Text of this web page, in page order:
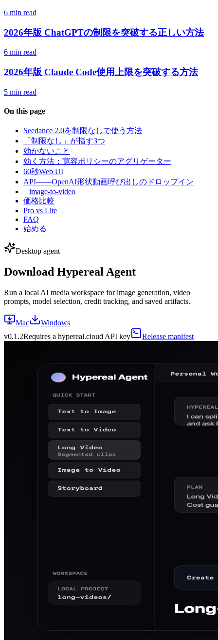
6 min read
2026年版 ChatGPTの制限を突破する正しい方法
6 min read
2026年版 Claude Code使用上限を突破する方法
5 min read
On this page
Seedance 2.0を制限なしで使う方法
「制限なし」が指す3つ
効かないこと
効く方法：寛容ポリシーのアグリゲーター
60秒Web UI
API——OpenAI形状動画呼び出しのドロップイン
image-to-video
価格比較
Pro vs Lite
FAQ
始める
Desktop agent
Download Hypereal Agent
Run a local AI media workspace for image generation, video
prompts, model selection, credit tracking, and saved artifacts.
Mac
Windows
v0.1.2Requires a hypereal.cloud API key Release manifest